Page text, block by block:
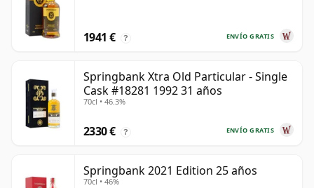
ENVÍO GRATIS
1941 € ?
Springbank Xtra Old Particular - Single
Cask #18281 1992 31 años
70cl • 46.3%
ENVÍO GRATIS
2330 € ?
Springbank 2021 Edition 25 años
70cl • 46%